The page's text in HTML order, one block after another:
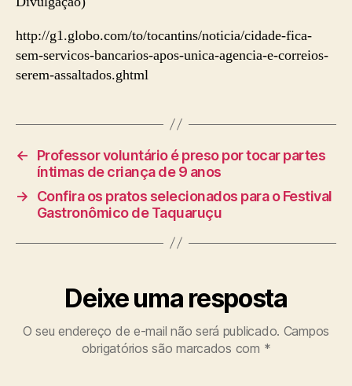
http://g1.globo.com/to/tocantins/noticia/cidade-fica-
sem-servicos-bancarios-apos-unica-agencia-e-correios-
serem-assaltados.ghtml
←
Professor voluntário é preso por tocar partes
íntimas de criança de 9 anos
→
Confira os pratos selecionados para o Festival
Gastronômico de Taquaruçu
Deixe uma resposta
O seu endereço de e-mail não será publicado. Campos
obrigatórios são marcados com *